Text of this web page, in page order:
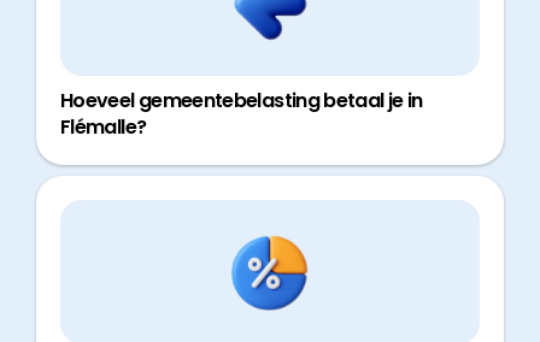
Hoeveel gemeentebelasting betaal je in
Flémalle?